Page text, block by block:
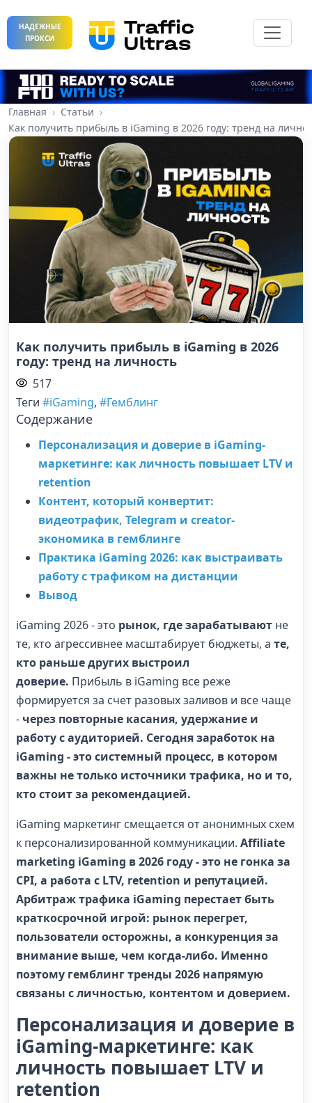
НАДЕЖНЫЕ
ПРОКСИ
Главная
Статьи
Как получить прибыль в iGaming в 2026 году: тренд на
Как получить прибыль в iGaming в 2026
году: тренд на личность
517
Теги #iGaming, #Гемблинг
Содержание
Персонализация и доверие в iGaming-
маркетинге: как личность повышает LTV и
retention
Контент, который конвертит:
видеотрафик, Telegram и creator-
экономика в гемблинге
Практика iGaming 2026: как выстраивать
работу с трафиком на дистанции
Вывод
iGaming 2026 - это рынок, где зарабатывают не
те, кто агрессивнее масштабирует бюджеты, а те,
кто раньше других выстроил
доверие. Прибыль в iGaming все реже
формируется за счет разовых заливов и все чаще
- через повторные касания, удержание и
работу с аудиторией. Сегодня заработок на
iGaming - это системный процесс, в котором
важны не только источники трафика, но и то,
кто стоит за рекомендацией.
iGaming маркетинг смещается от анонимных схем
к персонализированной коммуникации. Affiliate
marketing iGaming в 2026 году - это не гонка за
CPI, а работа с LTV, retention и репутацией.
Арбитраж трафика iGaming перестает быть
краткосрочной игрой: рынок перегрет,
пользователи осторожны, а конкуренция за
внимание выше, чем когда-либо. Именно
поэтому гемблинг тренды 2026 напрямую
связаны с личностью, контентом и доверием.
Персонализация и доверие в
iGaming-маркетинге: как
личность повышает LTV и
retention